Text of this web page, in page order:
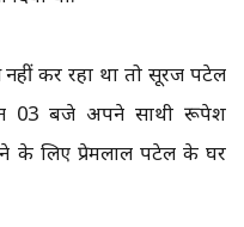
कर रहा था तो सूरज पटेल
03 बजे अपने साथी रूपेश
के लिए प्रेमलाल पटेल के घर